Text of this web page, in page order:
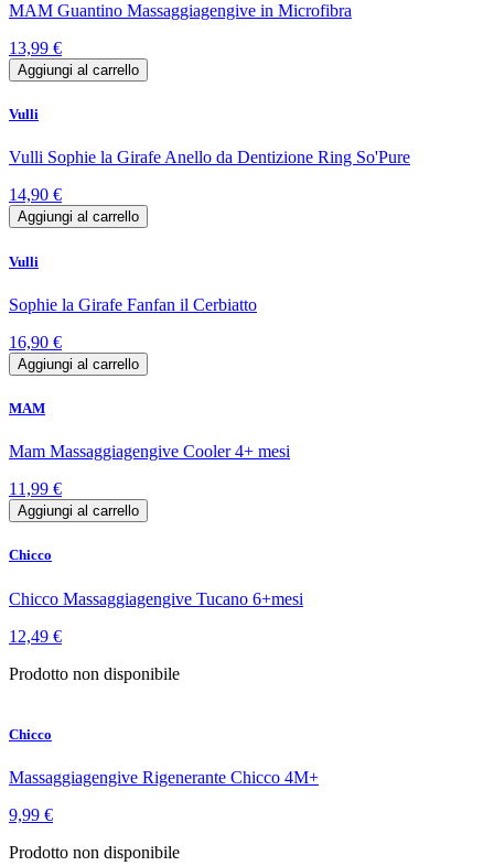
MAM Guantino Massaggiagengive in Microfibra
13,99 €
Aggiungi al carrello
Vulli
Vulli Sophie la Girafe Anello da Dentizione Ring So'Pure
14,90 €
Aggiungi al carrello
Vulli
Sophie la Girafe Fanfan il Cerbiatto
16,90 €
Aggiungi al carrello
MAM
Mam Massaggiagengive Cooler 4+ mesi
11,99 €
Aggiungi al carrello
Chicco
Chicco Massaggiagengive Tucano 6+mesi
12,49 €
Prodotto non disponibile
Chicco
Massaggiagengive Rigenerante Chicco 4M+
9,99 €
Prodotto non disponibile